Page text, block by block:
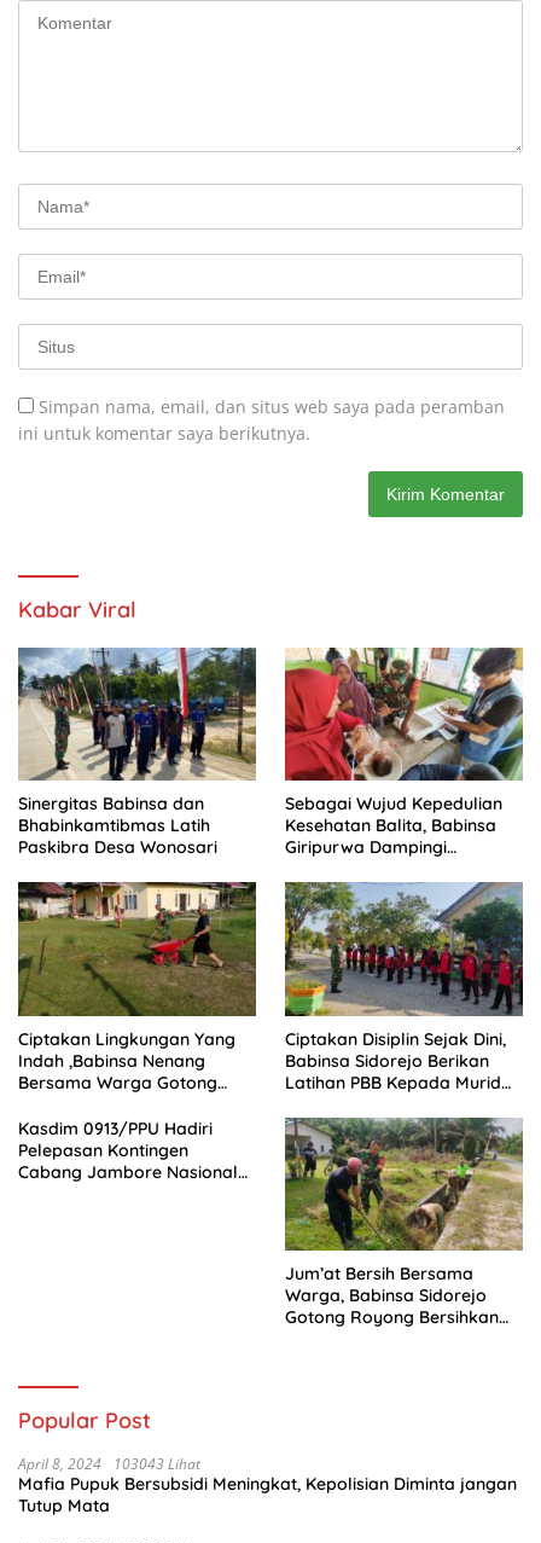
Simpan nama, email, dan situs web saya pada peramban
ini untuk komentar saya berikutnya.
Kabar Viral
Sinergitas Babinsa dan
Bhabinkamtibmas Latih
Paskibra Desa Wonosari
Sebagai Wujud Kepedulian
Kesehatan Balita, Babinsa
Giripurwa Dampingi
Ciptakan Lingkungan Yang
Indah ,Babinsa Nenang
Bersama Warga Gotong
Ciptakan Disiplin Sejak Dini,
Babinsa Sidorejo Berikan
Latihan PBB Kepada Murid
Kasdim 0913/PPU Hadiri
Pelepasan Kontingen
Cabang Jambore Nasional
Jum’at Bersih Bersama
Warga, Babinsa Sidorejo
Gotong Royong Bersihkan
Popular Post
April 8, 2024 103043 Lihat
Mafia Pupuk Bersubsidi Meningkat, Kepolisian Diminta jangan
Tutup Mata